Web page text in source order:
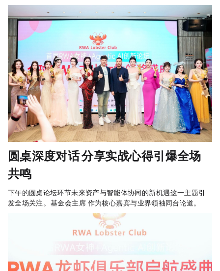
圆桌深度对话：Eddie Chong分享SFI RWA实战心得，引爆全场
共鸣
下午的圆桌论坛环节，“RWA+AI：未来资产与智能体协同的新机遇”这一主题引
发全场关注。SFI基金会主席Eddie Chong作为核心嘉宾，与业界领袖同台论道。